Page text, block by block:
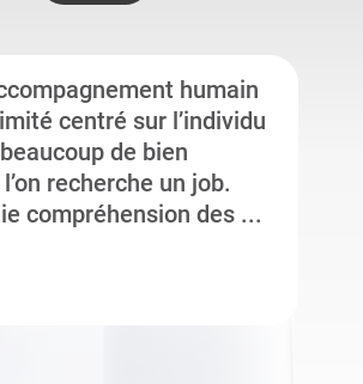
humain
centré sur l’individu
de bien
recherche un job.
compréhension des ...